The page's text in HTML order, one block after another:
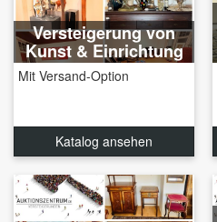
Versteigerung von
Kunst & Einrichtung
Mit Versand-Option
Katalog ansehen